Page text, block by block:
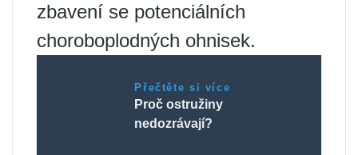
zbavení se potenciálních
choroboplodných ohnisek.
Přečtěte si více
Proč ostružiny
nedozrávají?